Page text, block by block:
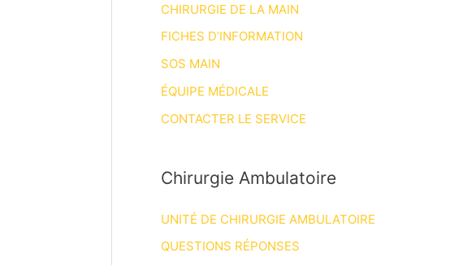
CHIRURGIE DE LA MAIN
FICHES D’INFORMATION
SOS MAIN
ÉQUIPE MÉDICALE
CONTACTER LE SERVICE
Chirurgie Ambulatoire
UNITÉ DE CHIRURGIE AMBULATOIRE
QUESTIONS RÉPONSES